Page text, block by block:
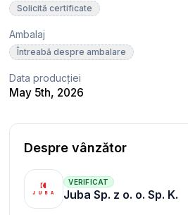
Solicită certificate
Ambalaj
Întreabă despre ambalare
Data producției
May 5th, 2026
Despre vânzător
VERIFICAT
Juba Sp. z o. o. Sp. K.